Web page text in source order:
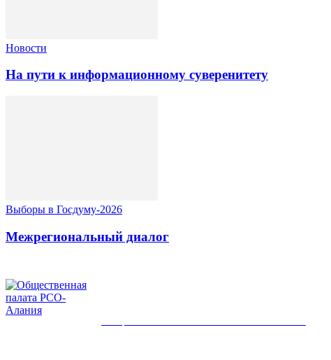
Новости
На пути к информационному суверенитету
Выборы в Госдуму-2026
Межрегиональный диалог